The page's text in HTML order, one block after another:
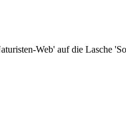
Web' auf die Lasche